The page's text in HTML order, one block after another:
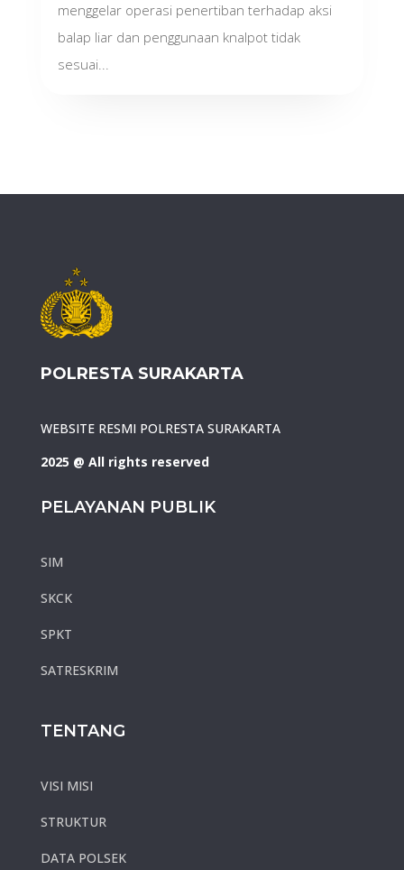
menggelar operasi penertiban terhadap aksi
balap liar dan penggunaan knalpot tidak
sesuai...
POLRESTA SURAKARTA
WEBSITE RESMI POLRESTA SURAKARTA
2025 @ All rights reserved
PELAYANAN PUBLIK
SIM
SKCK
SPKT
SATRESKRIM
TENTANG
VISI MISI
STRUKTUR
DATA POLSEK